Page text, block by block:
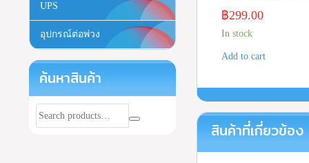
฿299.00
In stock
Add to cart
สินค้าที่เกี่ยวข้อง
UPS
อุปกรณ์ต่อพ่วง
ค้นหาสินค้า